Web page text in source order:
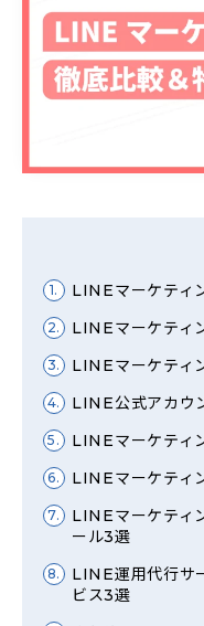
1. LINEマーケティ
2. LINEマーケティ
3. LINEマーケティ
4. LINE公式アカウ
5. LINEマーケティ
6. LINEマーケティ
7.
LINEマーケティ
ール3選
8.
LINE運用代行サ
ビス3選